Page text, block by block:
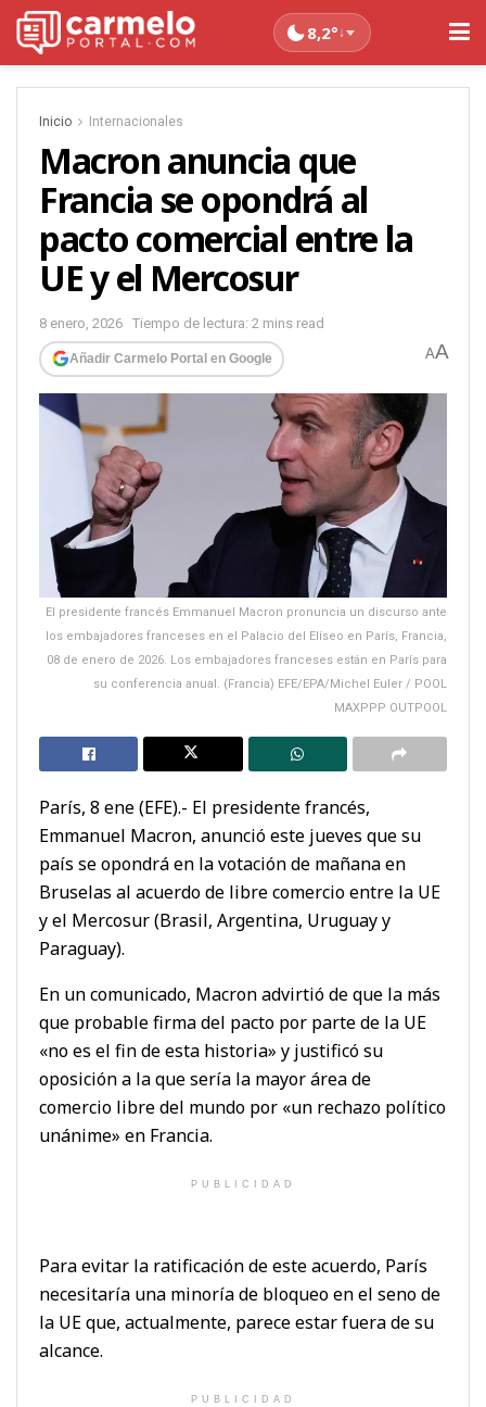
8,2°↓
Inicio Internacionales
Macron anuncia que
Francia se opondrá al
pacto comercial entre la
UE y el Mercosur
8 enero, 2026 Tiempo de lectura: 2 mins read
Añadir Carmelo Portal en Google AA
El presidente francés Emmanuel Macron pronuncia un discurso ante
los embajadores franceses en el Palacio del Elíseo en París, Francia,
08 de enero de 2026. Los embajadores franceses están en París para
su conferencia anual. (Francia) EFE/EPA/Michel Euler / POOL
MAXPPP OUTPOOL
París, 8 ene (EFE).- El presidente francés,
Emmanuel Macron, anunció este jueves que su
país se opondrá en la votación de mañana en
Bruselas al acuerdo de libre comercio entre la UE
y el Mercosur (Brasil, Argentina, Uruguay y
Paraguay).
En un comunicado, Macron advirtió de que la más
que probable firma del pacto por parte de la UE
«no es el fin de esta historia» y justificó su
oposición a la que sería la mayor área de
comercio libre del mundo por «un rechazo político
unánime» en Francia.
PUBLICIDAD
Para evitar la ratificación de este acuerdo, París
necesitaría una minoría de bloqueo en el seno de
la UE que, actualmente, parece estar fuera de su
alcance.
PUBLICIDAD